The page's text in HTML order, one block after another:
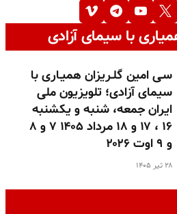
با سیمای آزادی
سـی امین گلـریزان همیـاری با
سیمای آزادی؛ تلویزیون ملی
ایران جمعه، شنبه و یکشنبه
۱۶ ، ۱۷ و ۱۸ مرداد ۱۴۰۵ ۷ و ۸
و ۹ اوت ۲۰۲۶
۲۸ تیر ۱۴۰۵